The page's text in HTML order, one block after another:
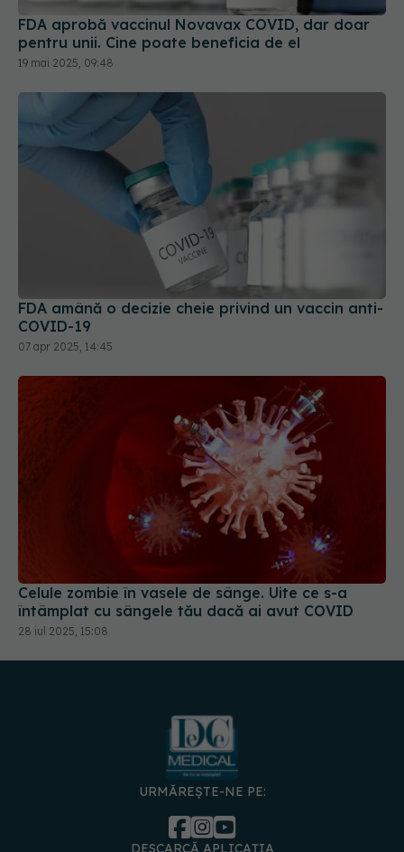
FDA aprobă vaccinul Novavax COVID, dar doar
pentru unii. Cine poate beneficia de el
19 mai 2025, 09:48
FDA amână o decizie cheie privind un vaccin anti-
COVID-19
07 apr 2025, 14:45
Celule zombie în vasele de sânge. Uite ce s-a
întâmplat cu sângele tău dacă ai avut COVID
28 iul 2025, 15:08
URMĂREȘTE-NE PE:
DESCARCĂ APLICAȚIA